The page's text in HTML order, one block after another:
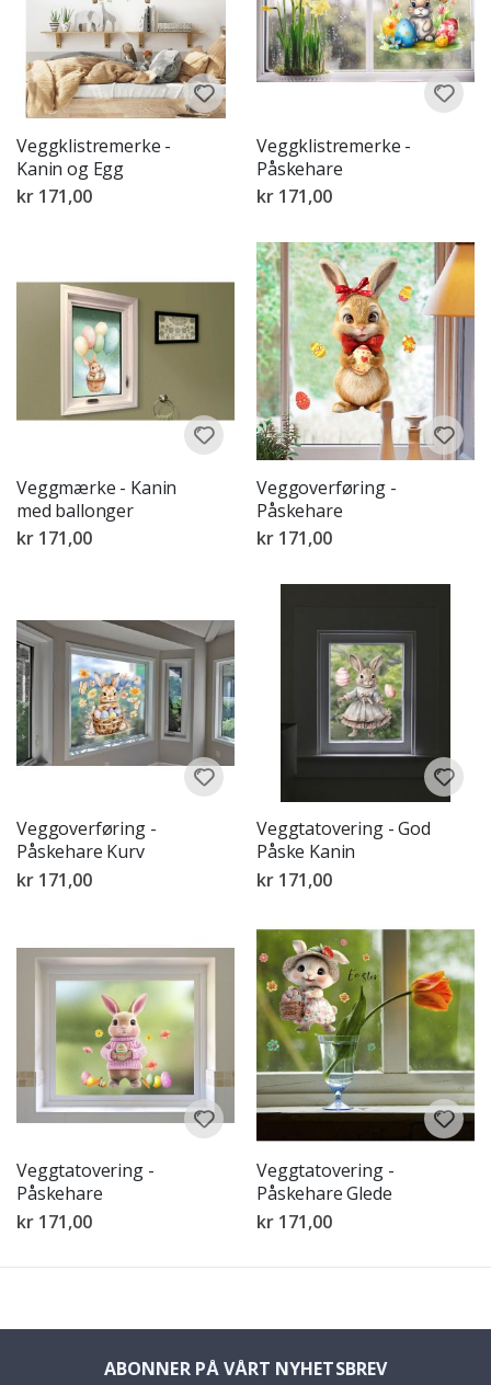
Veggklistremerke -
Kanin og Egg
kr 171,00
Veggklistremerke -
Påskehare
kr 171,00
Veggmærke - Kanin
med ballonger
kr 171,00
Veggoverføring -
Påskehare
kr 171,00
Veggoverføring -
Påskehare Kurv
kr 171,00
Veggtatovering - God
Påske Kanin
kr 171,00
Veggtatovering -
Påskehare
kr 171,00
Veggtatovering -
Påskehare Glede
kr 171,00
ABONNER PÅ VÅRT NYHETSBREV